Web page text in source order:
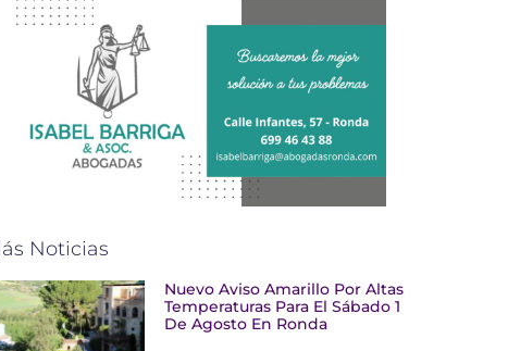
Noticias
Nuevo Aviso Amarillo Por Altas
Temperaturas Para El Sábado 1
De Agosto En Ronda